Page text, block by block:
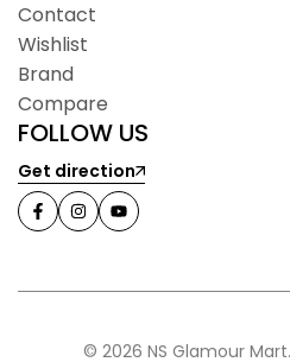
Contact
Wishlist
Brand
Compare
FOLLOW US
Get direction
© 2026 NS Glamour